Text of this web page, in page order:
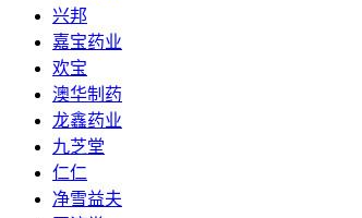
兴邦
嘉宝药业
欢宝
澳华制药
龙鑫药业
九芝堂
仁仁
净雪益夫